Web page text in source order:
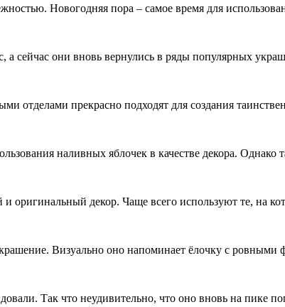
Новогодняя пора – самое время для
а сейчас они вновь вернулись в ряды популярных
отделами прекрасно подходят для создания
наливных яблочек в качестве декора. Однако
оригинальный декор. Чаще всего используют те, на
Визуально оно напоминает ёлочку с
Так что неудивительно, что оно вновь на пике